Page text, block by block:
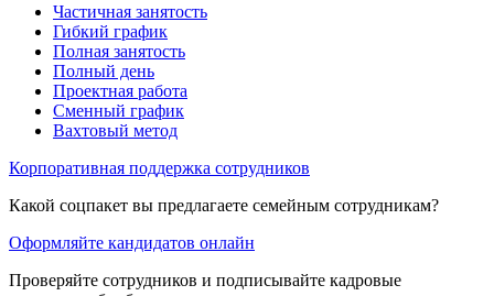
Частичная занятость
Гибкий график
Полная занятость
Полный день
Проектная работа
Сменный график
Вахтовый метод
Корпоративная поддержка сотрудников
Какой соцпакет вы предлагаете семейным сотрудникам?
Оформляйте кандидатов онлайн
Проверяйте сотрудников и подписывайте кадровые